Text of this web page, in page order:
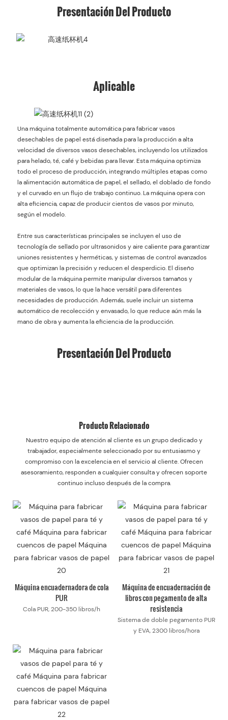
Presentación Del Producto
Aplicable
Una máquina totalmente automática para fabricar vasos
desechables de papel está diseñada para la producción a alta
velocidad de diversos vasos desechables, incluyendo los utilizados
para helado, té, café y bebidas para llevar. Esta máquina optimiza
todo el proceso de producción, integrando múltiples etapas como
la alimentación automática de papel, el sellado, el doblado de fondo
y el curvado en un flujo de trabajo continuo. La máquina opera con
alta eficiencia, capaz de producir cientos de vasos por minuto,
según el modelo.
Entre sus características principales se incluyen el uso de
tecnología de sellado por ultrasonidos y aire caliente para garantizar
uniones resistentes y herméticas, y sistemas de control avanzados
que optimizan la precisión y reducen el desperdicio. El diseño
modular de la máquina permite manipular diversos tamaños y
materiales de vasos, lo que la hace versátil para diferentes
necesidades de producción. Además, suele incluir un sistema
automático de recolección y envasado, lo que reduce aún más la
mano de obra y aumenta la eficiencia de la producción.
Presentación Del Producto
Producto Relacionado
Nuestro equipo de atención al cliente es un grupo dedicado y
trabajador, especialmente seleccionado por su entusiasmo y
compromiso con la excelencia en el servicio al cliente. Ofrecen
asesoramiento, responden a cualquier consulta y ofrecen soporte
continuo incluso después de la compra.
Máquina encuadernadora de cola
PUR
Cola PUR, 200-350 libros/h
Máquina de encuadernación de
libros con pegamento de alta
resistencia
Sistema de doble pegamento PUR
y EVA, 2300 libros/hora